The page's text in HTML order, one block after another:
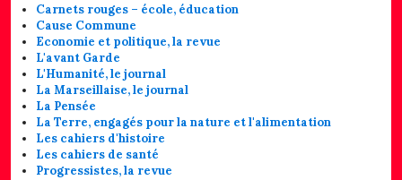
Carnets rouges – école, éducation
Cause Commune
Economie et politique, la revue
L'avant Garde
L'Humanité, le journal
La Marseillaise, le journal
La Pensée
La Terre, engagés pour la nature et l'alimentation
Les cahiers d'histoire
Les cahiers de santé
Progressistes, la revue